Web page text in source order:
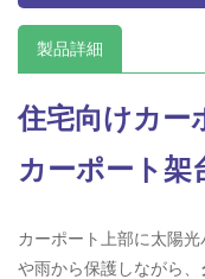
製品詳細
住宅向けカー
カーポート架
カーポート上部に太陽
や雨から保護しながら、